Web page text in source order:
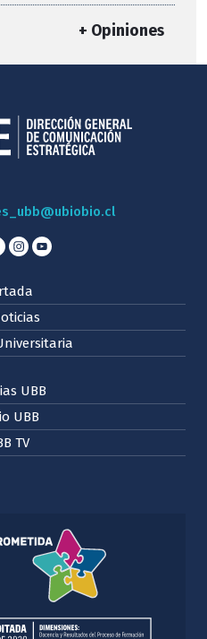
+ Opiniones
UBB
UBB
TV